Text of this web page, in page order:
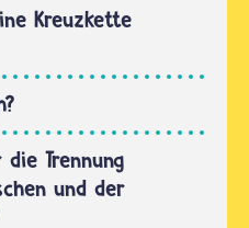
Kreuzkette
Trennung
und der